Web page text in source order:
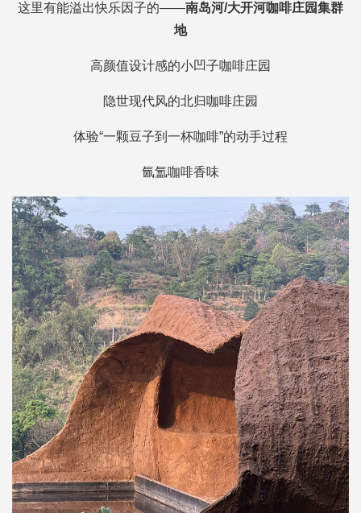
这里有能溢出快乐因子的——南岛河/大开河咖啡庄园集群
地
高颜值设计感的小凹子咖啡庄园
隐世现代风的北归咖啡庄园
体验“一颗豆子到一杯咖啡”的动手过程
氤氲咖啡香味